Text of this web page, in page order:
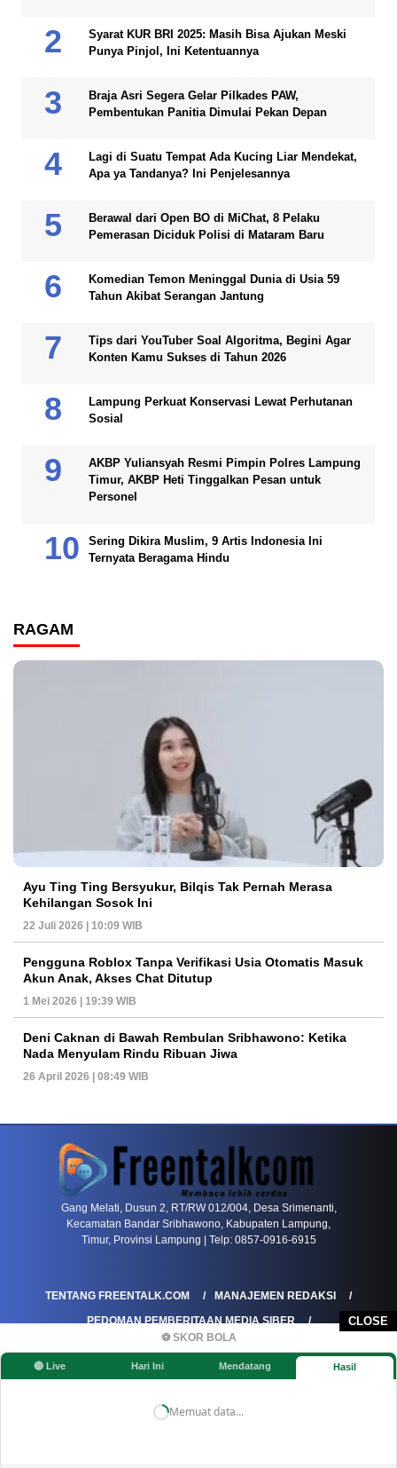
CLOSE
⚽ SKOR BOLA
🔴 Live Hari Ini Mendatang Hasil
Memuat data...
Syarat KUR BRI 2025: Masih Bisa Ajukan Meski
Punya Pinjol, Ini Ketentuannya
Braja Asri Segera Gelar Pilkades PAW,
Pembentukan Panitia Dimulai Pekan Depan
Lagi di Suatu Tempat Ada Kucing Liar Mendekat,
Apa ya Tandanya? Ini Penjelesannya
Berawal dari Open BO di MiChat, 8 Pelaku
Pemerasan Diciduk Polisi di Mataram Baru
Komedian Temon Meninggal Dunia di Usia 59
Tahun Akibat Serangan Jantung
Tips dari YouTuber Soal Algoritma, Begini Agar
Konten Kamu Sukses di Tahun 2026
Lampung Perkuat Konservasi Lewat Perhutanan
Sosial
AKBP Yuliansyah Resmi Pimpin Polres Lampung
Timur, AKBP Heti Tinggalkan Pesan untuk
Personel
Sering Dikira Muslim, 9 Artis Indonesia Ini
Ternyata Beragama Hindu
RAGAM
Ayu Ting Ting Bersyukur, Bilqis Tak Pernah Merasa
Kehilangan Sosok Ini
22 Juli 2026 | 10:09 WIB
Pengguna Roblox Tanpa Verifikasi Usia Otomatis Masuk
Akun Anak, Akses Chat Ditutup
1 Mei 2026 | 19:39 WIB
Deni Caknan di Bawah Rembulan Sribhawono: Ketika
Nada Menyulam Rindu Ribuan Jiwa
26 April 2026 | 08:49 WIB
Gang Melati, Dusun 2, RT/RW 012/004, Desa Srimenanti,
Kecamatan Bandar Sribhawono, Kabupaten Lampung,
Timur, Provinsi Lampung | Telp: 0857-0916-6915
TENTANG FREENTALK.COM
MANAJEMEN REDAKSI
PEDOMAN PEMBERITAAN MEDIA SIBER
PEDOMAN PEMBERITAAN RAMAH ANAK
KOREKSI & KLARIFIKASI
KEBIJAKAN IKLAN / ADVERTORIAL